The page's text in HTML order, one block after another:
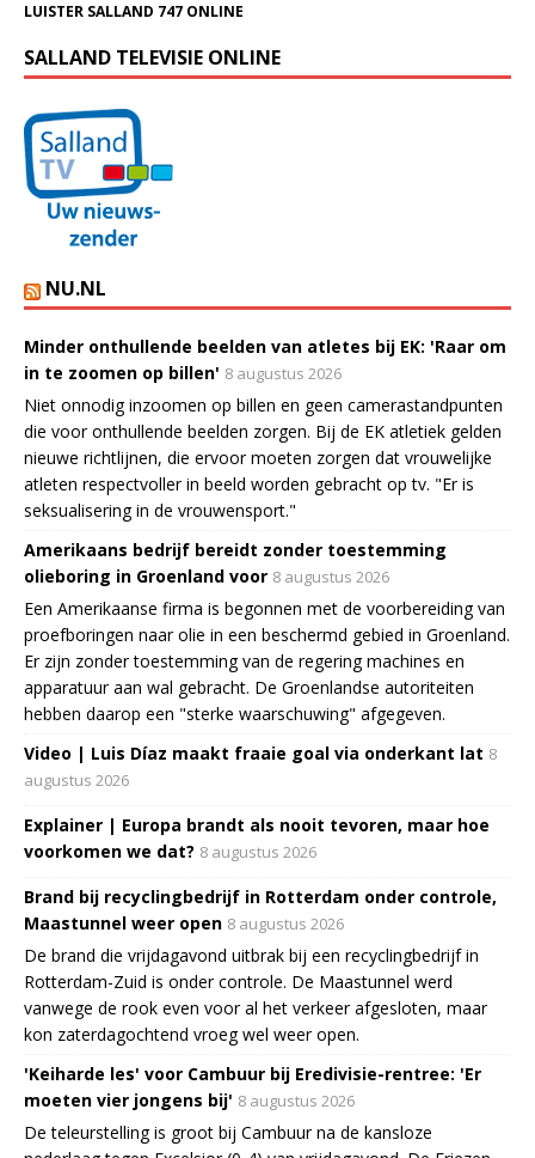
LUISTER SALLAND 747 ONLINE
SALLAND TELEVISIE ONLINE
NU.NL
Minder onthullende beelden van atletes bij EK: 'Raar om
in te zoomen op billen' 8 augustus 2026
Niet onnodig inzoomen op billen en geen camerastandpunten
die voor onthullende beelden zorgen. Bij de EK atletiek gelden
nieuwe richtlijnen, die ervoor moeten zorgen dat vrouwelijke
atleten respectvoller in beeld worden gebracht op tv. "Er is
seksualisering in de vrouwensport."
Amerikaans bedrijf bereidt zonder toestemming
olieboring in Groenland voor 8 augustus 2026
Een Amerikaanse firma is begonnen met de voorbereiding van
proefboringen naar olie in een beschermd gebied in Groenland.
Er zijn zonder toestemming van de regering machines en
apparatuur aan wal gebracht. De Groenlandse autoriteiten
hebben daarop een "sterke waarschuwing" afgegeven.
Video | Luis Díaz maakt fraaie goal via onderkant lat 8
augustus 2026
Explainer | Europa brandt als nooit tevoren, maar hoe
voorkomen we dat? 8 augustus 2026
Brand bij recyclingbedrijf in Rotterdam onder controle,
Maastunnel weer open 8 augustus 2026
De brand die vrijdagavond uitbrak bij een recyclingbedrijf in
Rotterdam-Zuid is onder controle. De Maastunnel werd
vanwege de rook even voor al het verkeer afgesloten, maar
kon zaterdagochtend vroeg wel weer open.
'Keiharde les' voor Cambuur bij Eredivisie-rentree: 'Er
moeten vier jongens bij' 8 augustus 2026
De teleurstelling is groot bij Cambuur na de kansloze